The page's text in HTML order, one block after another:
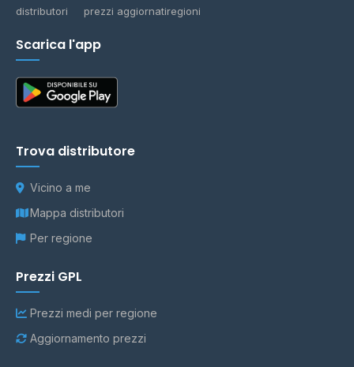
distributori prezzi aggiornatiregioni
Scarica l'app
Trova distributore
Vicino a me
Mappa distributori
Per regione
Prezzi GPL
Prezzi medi per regione
Aggiornamento prezzi